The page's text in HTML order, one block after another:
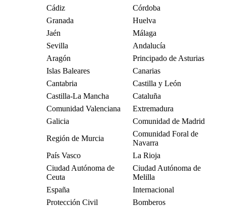
Cádiz
Córdoba
Granada
Huelva
Jaén
Málaga
Sevilla
Andalucía
Aragón
Principado de Asturias
Islas Baleares
Canarias
Cantabria
Castilla y León
Castilla-La Mancha
Cataluña
Comunidad Valenciana
Extremadura
Galicia
Comunidad de Madrid
Región de Murcia
Comunidad Foral de
Navarra
País Vasco
La Rioja
Ciudad Autónoma de
Ceuta
Ciudad Autónoma de
Melilla
España
Internacional
Protección Civil
Bomberos